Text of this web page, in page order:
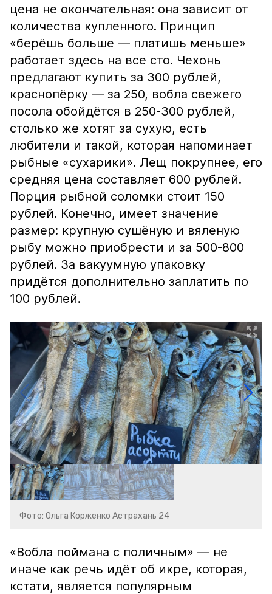
цена не окончательная: она зависит от
количества купленного. Принцип
«берёшь больше — платишь меньше»
работает здесь на все сто. Чехонь
предлагают купить за 300 рублей,
краснопёрку — за 250, вобла свежего
посола обойдётся в 250-300 рублей,
столько же хотят за сухую, есть
любители и такой, которая напоминает
рыбные «сухарики». Лещ покрупнее, его
средняя цена составляет 600 рублей.
Порция рыбной соломки стоит 150
рублей. Конечно, имеет значение
размер: крупную сушёную и вяленую
рыбу можно приобрести и за 500-800
рублей. За вакуумную упаковку
придётся дополнительно заплатить по
100 рублей.
Фото: Ольга Корженко Астрахань 24
«Вобла поймана с поличным» — не
иначе как речь идёт об икре, которая,
кстати, является популярным